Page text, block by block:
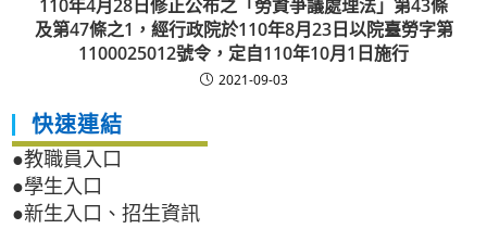
110年4月28日修正公布之「勞資爭議處理法」第43條
及第47條之1，經行政院於110年8月23日以院臺勞字第
1100025012號令，定自110年10月1日施行
2021-09-03
快速連結
●教職員入口
●學生入口
●新生入口、招生資訊